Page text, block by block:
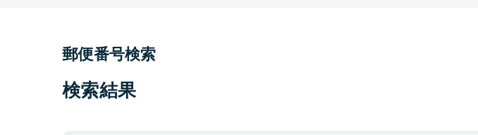
郵便番号検索
検索結果